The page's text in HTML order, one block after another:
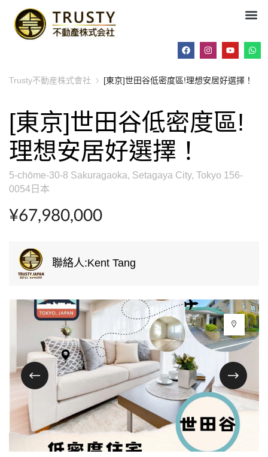
Trusty不動産株式會社 [東京]世田谷低密度區!理想安居好選擇！
[東京]世田谷低密度區!
理想安居好選擇！
5-chōme-30-8 Sakuragaoka, Setagaya City, Tokyo 156-
0054日本
¥67,980,000
聯絡人:Kent Tang